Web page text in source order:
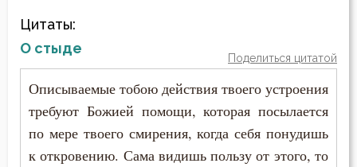
Богопознание
Болезнь
Борьба
Аврелий Августин
Амвросий Оптинский (Гренков)
Амфилохий Иконийский
Цитаты:
О стыде
Поделиться цитатой
Описываемые тобою действия твоего устроения
требуют Божией помощи, которая посылается
по мере твоего смирения, когда себя понудишь
к откровению. Сама видишь пользу от этого, то